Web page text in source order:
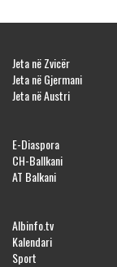
Jeta në Zvicër
Jeta në Gjermani
Jeta në Austri
E-Diaspora
CH-Ballkani
AT Balkani
Albinfo.tv
Kalendari
Sport